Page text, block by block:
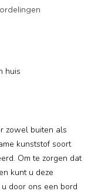
huis
zowel buiten als
kunststof soort
Om te zorgen dat
kunt u deze
door ons een bord